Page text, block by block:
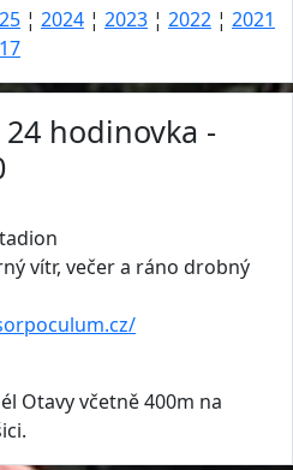
¦ 2024 ¦ 2023 ¦ 2022 ¦ 2021
24 hodinovka -
vítr, večer a ráno drobný
Otavy včetně 400m na